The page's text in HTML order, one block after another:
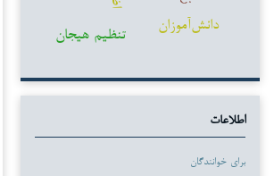
دانش‌آموزان تنظیم هیجان
اطلاعات
برای خوانندگان